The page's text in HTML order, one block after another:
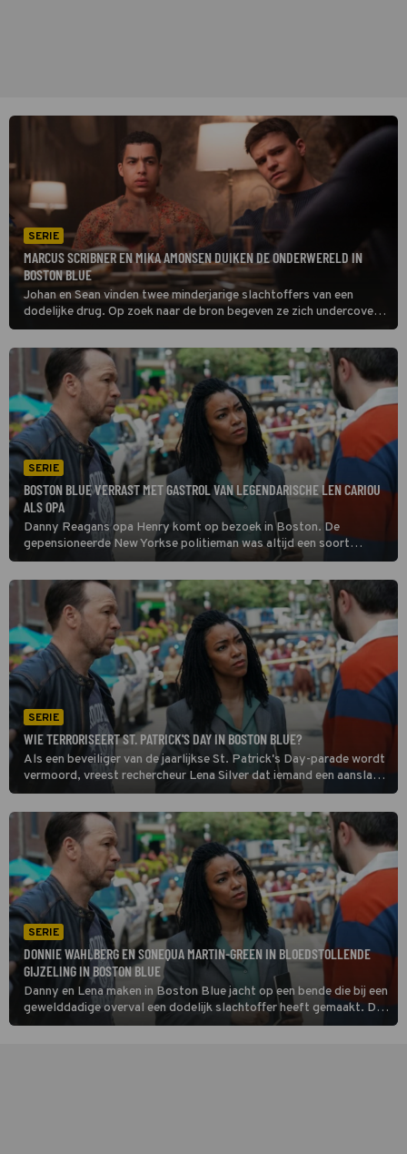
SERIE
MARCUS SCRIBNER EN MIKA AMONSEN DUIKEN DE ONDERWERELD IN
BOSTON BLUE
Johan en Sean vinden twee minderjarige slachtoffers van een
dodelijke drug. Op zoek naar de bron begeven ze zich undercover
in het uitgaansleven, maar hun gebrek aan ervaring blijkt al snel een
groot risico in Boston Blue.
SERIE
BOSTON BLUE VERRAST MET GASTROL VAN LEGENDARISCHE LEN CARIOU
ALS OPA
Danny Reagans opa Henry komt op bezoek in Boston. De
gepensioneerde New Yorkse politieman was altijd een soort
mentor voor Danny en is trots dat ook achterkleinzoon Sean als
politieagent in zijn voetsporen treedt in Boston Blue.
SERIE
WIE TERRORISEERT ST. PATRICK'S DAY IN BOSTON BLUE?
Als een beveiliger van de jaarlijkse St. Patrick's Day-parade wordt
vermoord, vreest rechercheur Lena Silver dat iemand een aanslag
wil plegen. Samen met Danny Reagan onderzoekt ze in Boston
Blue uit welke hoek de dreiging komt.
SERIE
DONNIE WAHLBERG EN SONEQUA MARTIN-GREEN IN BLOEDSTOLLENDE
GIJZELING IN BOSTON BLUE
Danny en Lena maken in Boston Blue jacht op een bende die bij een
gewelddadige overval een dodelijk slachtoffer heeft gemaakt. Dan
gijzelen de daders een restaurant, waar op dat moment